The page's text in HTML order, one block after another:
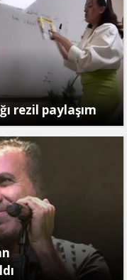
rezil paylaşım